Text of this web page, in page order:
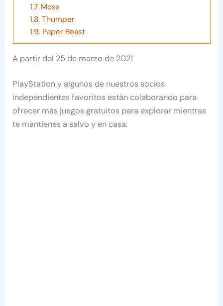
1.7.Moss
1.8.Thumper
1.9.Paper Beast
A partir del 25 de marzo de 2021
PlayStation y algunos de nuestros socios
independientes favoritos están colaborando para
ofrecer más juegos gratuitos para explorar mientras
te mantienes a salvo y en casa: